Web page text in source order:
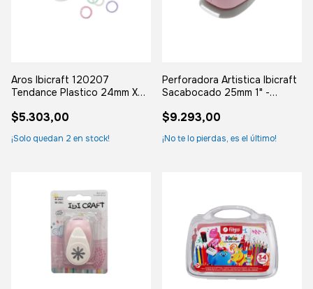
Aros Ibicraft 120207
Tendance Plastico 24mm X24
$5.303,00
¡Solo quedan 2 en stock!
Perforadora Artistica Ibicraft
Sacabocado 25mm 1" -
$9.293,00
¡No te lo pierdas, es el último!